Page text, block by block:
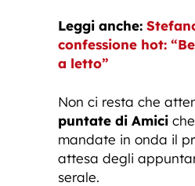
Leggi anche:
confessione hot:
a letto”
Non ci resta che
puntate di Amici
mandate in onda il
attesa degli
serale.